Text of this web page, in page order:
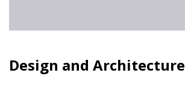
Design and Architecture